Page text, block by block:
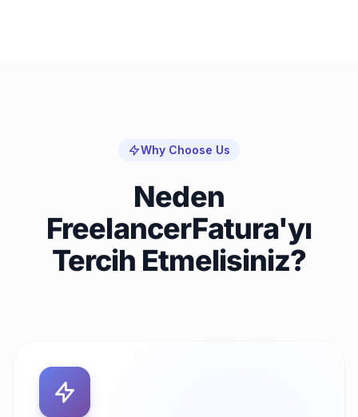
Why Choose Us
Neden
FreelancerFatura'yı
Tercih Etmelisiniz?